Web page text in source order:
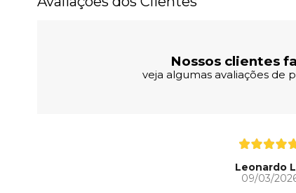
Nossos clientes
veja algumas avaliações de
Leonardo
09/03/